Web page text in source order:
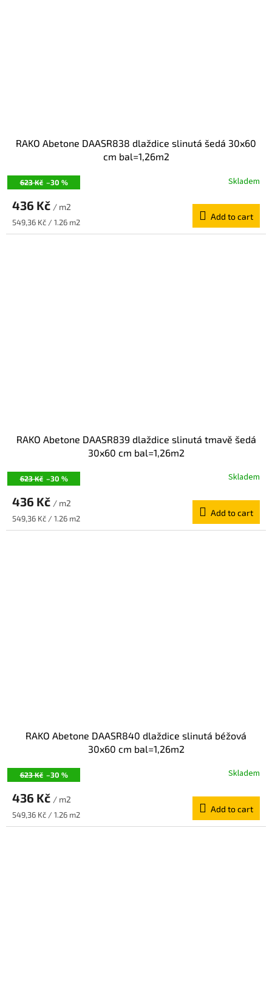
623 Kč –30 %
RAKO Abetone DAASR838 dlaždice slinutá šedá 30x60
cm bal=1,26m2
Skladem
436 Kč / m2
Measure
price:
549,36 Kč / 1.26 m2
Add to cart
623 Kč –30 %
RAKO Abetone DAASR839 dlaždice slinutá tmavě šedá
30x60 cm bal=1,26m2
Skladem
436 Kč / m2
Measure
price:
549,36 Kč / 1.26 m2
Add to cart
623 Kč –30 %
RAKO Abetone DAASR840 dlaždice slinutá béžová
30x60 cm bal=1,26m2
Skladem
436 Kč / m2
Measure
price:
549,36 Kč / 1.26 m2
Add to cart